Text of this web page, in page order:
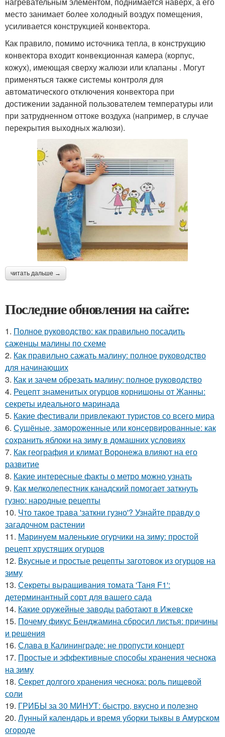
место занимает более холодный воздух помещения,
усиливается конструкцией конвектора.
Как правило, помимо источника тепла, в конструкцию
конвектора входит конвекционная камера (корпус,
кожух), имеющая сверху жалюзи или клапаны . Могут
применяться также системы контроля для
автоматического отключения конвектора при
достижении заданной пользователем температуры или
при затрудненном оттоке воздуха (например, в случае
перекрытия выходных жалюзи).
читать дальше →
Последние обновления на сайте:
1. Полное руководство: как правильно посадить
саженцы малины по схеме
2. Как правильно сажать малину: полное руководство
для начинающих
3. Как и зачем обрезать малину: полное руководство
4. Рецепт знаменитых огурцов корнишоны от Жанны:
секреты идеального маринада
5. Какие фестивали привлекают туристов со всего мира
6. Сушёные, замороженные или консервированные: как
сохранить яблоки на зиму в домашних условиях
7. Как география и климат Воронежа влияют на его
развитие
8. Какие интересные факты о метро можно узнать
9. Как мелколепестник канадский помогает заткнуть
гузно: народные рецепты
10. Что такое трава 'заткни гузно'? Узнайте правду о
загадочном растении
11. Маринуем маленькие огурчики на зиму: простой
рецепт хрустящих огурцов
12. Вкусные и простые рецепты заготовок из огурцов на
зиму
13. Секреты выращивания томата 'Таня F1':
детерминантный сорт для вашего сада
14. Какие оружейные заводы работают в Ижевске
15. Почему фикус Бенджамина сбросил листья: причины
и решения
16. Слава в Калининграде: не пропусти концерт
17. Простые и эффективные способы хранения чеснока
на зиму
18. Секрет долгого хранения чеснока: роль пищевой
соли
19. ГРИБЫ за 30 МИНУТ: быстро, вкусно и полезно
20. Лунный календарь и время уборки тыквы в Амурском
огороде